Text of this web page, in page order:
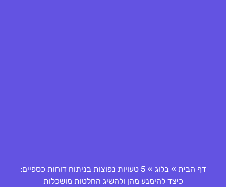
דף הבית »בלוג »
5 טעויות נפוצות בניתוח דוחות כספיים:
כיצד להימנע מהן ולהשיג החלטות מושכלות